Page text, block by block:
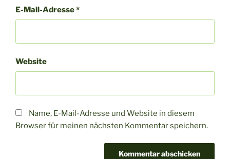
E-Mail-Adresse*
Website
Name, E-Mail-Adresse und Website in diesem
Browser für meinen nächsten Kommentar speichern.